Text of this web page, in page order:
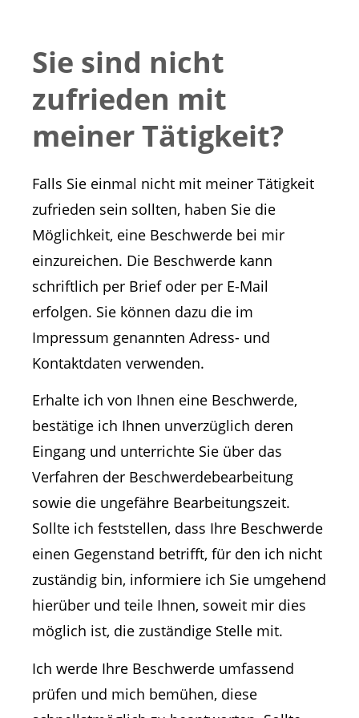
Sie sind nicht
zufrieden mit
meiner Tätigkeit?
Falls Sie einmal nicht mit meiner Tätigkeit
zufrieden sein sollten, haben Sie die
Möglichkeit, eine Beschwerde bei mir
einzureichen. Die Beschwerde kann
schriftlich per Brief oder per E-Mail
erfolgen. Sie können dazu die im
Impressum genannten Adress- und
Kontaktdaten verwenden.
Erhalte ich von Ihnen eine Beschwerde,
bestätige ich Ihnen unverzüglich deren
Eingang und unterrichte Sie über das
Verfahren der Beschwerdebearbeitung
sowie die ungefähre Bearbeitungszeit.
Sollte ich feststellen, dass Ihre Beschwerde
einen Gegenstand betrifft, für den ich nicht
zuständig bin, informiere ich Sie umgehend
hierüber und teile Ihnen, soweit mir dies
möglich ist, die zuständige Stelle mit.
Ich werde Ihre Beschwerde umfassend
prüfen und mich bemühen, diese